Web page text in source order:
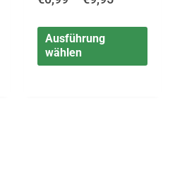
Ausführung
wählen